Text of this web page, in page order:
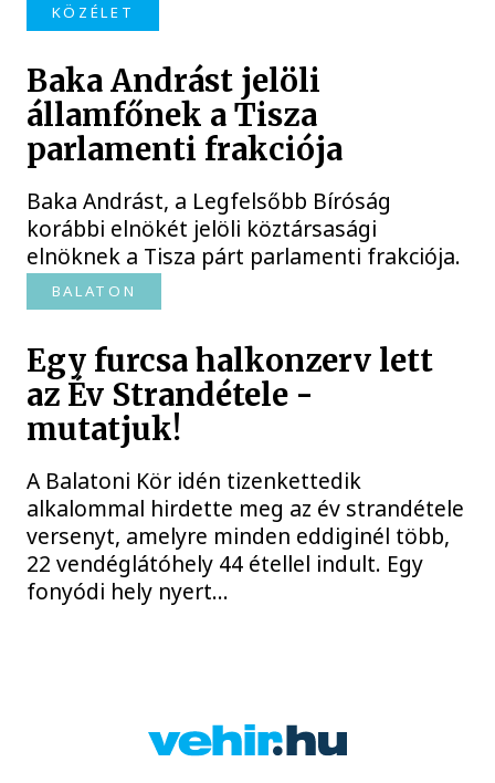
KÖZÉLET
Baka Andrást jelöli
államfőnek a Tisza
parlamenti frakciója
Baka Andrást, a Legfelsőbb Bíróság
korábbi elnökét jelöli köztársasági
elnöknek a Tisza párt parlamenti frakciója.
BALATON
Egy furcsa halkonzerv lett
az Év Strandétele -
mutatjuk!
A Balatoni Kör idén tizenkettedik
alkalommal hirdette meg az év strandétele
versenyt, amelyre minden eddiginél több,
22 vendéglátóhely 44 étellel indult. Egy
fonyódi hely nyert...